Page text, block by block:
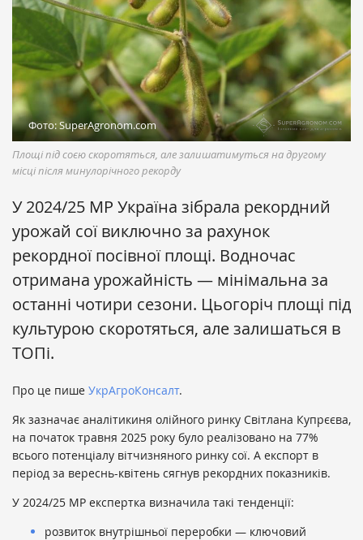
Фото: SuperAgronom.com
Площі під соєю скоротяться, але залишатимуться на другому
місці після минулорічного рекорду
У 2024/25 МР Україна зібрала рекордний
урожай сої виключно за рахунок
рекордної посівної площі. Водночас
отримана урожайність — мінімальна за
останні чотири сезони. Цьогоріч площі під
культурою скоротяться, але залишаться в
ТОПі.
Про це пише УкрАгроКонсалт.
Як зазначає аналітикиня олійного ринку Світлана Купрєєва,
на початок травня 2025 року було реалізовано на 77%
всього потенціалу вітчизняного ринку сої. А експорт в
період за вереснь-квітень сягнув рекордних показників.
У 2024/25 МР експертка визначила такі тенденції:
розвиток внутрішньої переробки — ключовий